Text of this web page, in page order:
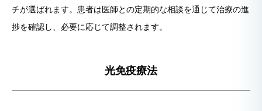
チが選ばれます。患者は医師との定期的な相談を通じて治療の進
捗を確認し、必要に応じて調整されます。
光免疫療法